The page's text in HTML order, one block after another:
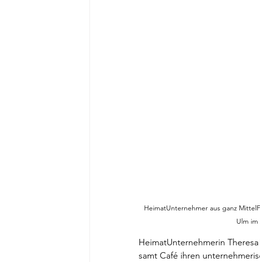
HeimatUnternehmer aus ganz
Ulm
HeimatUnternehmerin
samt Café ihren